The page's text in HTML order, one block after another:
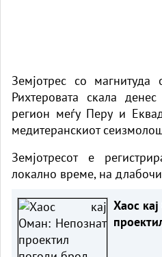
Земјотрес со
Рихтеровата скала
регион меѓу Перу и
медитеранскиот
Земјотресот е
локално време, на
Хаос